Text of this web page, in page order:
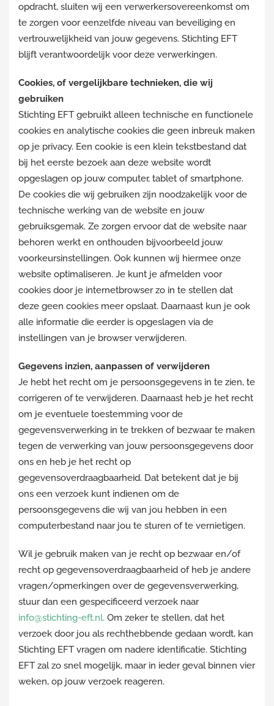
opdracht, sluiten wij een verwerkersovereenkomst om
te zorgen voor eenzelfde niveau van beveiliging en
vertrouwelijkheid van jouw gegevens. Stichting EFT
blijft verantwoordelijk voor deze verwerkingen.
Cookies, of vergelijkbare technieken, die wij
gebruiken
Stichting EFT gebruikt alleen technische en functionele
cookies en analytische cookies die geen inbreuk maken
op je privacy. Een cookie is een klein tekstbestand dat
bij het eerste bezoek aan deze website wordt
opgeslagen op jouw computer, tablet of smartphone.
De cookies die wij gebruiken zijn noodzakelijk voor de
technische werking van de website en jouw
gebruiksgemak. Ze zorgen ervoor dat de website naar
behoren werkt en onthouden bijvoorbeeld jouw
voorkeursinstellingen. Ook kunnen wij hiermee onze
website optimaliseren. Je kunt je afmelden voor
cookies door je internetbrowser zo in te stellen dat
deze geen cookies meer opslaat. Daarnaast kun je ook
alle informatie die eerder is opgeslagen via de
instellingen van je browser verwijderen.
Gegevens inzien, aanpassen of verwijderen
Je hebt het recht om je persoonsgegevens in te zien, te
corrigeren of te verwijderen. Daarnaast heb je het recht
om je eventuele toestemming voor de
gegevensverwerking in te trekken of bezwaar te maken
tegen de verwerking van jouw persoonsgegevens door
ons en heb je het recht op
gegevensoverdraagbaarheid. Dat betekent dat je bij
ons een verzoek kunt indienen om de
persoonsgegevens die wij van jou hebben in een
computerbestand naar jou te sturen of te vernietigen.
Wil je gebruik maken van je recht op bezwaar en/of
recht op gegevensoverdraagbaarheid of heb je andere
vragen/opmerkingen over de gegevensverwerking,
stuur dan een gespecificeerd verzoek naar
info@stichting-eft.nl. Om zeker te stellen, dat het
verzoek door jou als rechthebbende gedaan wordt, kan
Stichting EFT vragen om nadere identificatie. Stichting
EFT zal zo snel mogelijk, maar in ieder geval binnen vier
weken, op jouw verzoek reageren.